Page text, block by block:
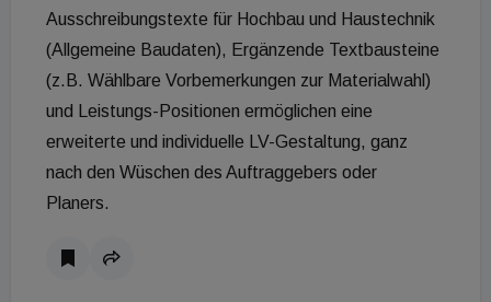
Ausschreibungstexte für Hochbau und Haustechnik
(Allgemeine Baudaten), Ergänzende Textbausteine
(z.B. Wählbare Vorbemerkungen zur Materialwahl)
und Leistungs-Positionen ermöglichen eine
erweiterte und individuelle LV-Gestaltung, ganz
nach den Wüschen des Auftraggebers oder
Planers.